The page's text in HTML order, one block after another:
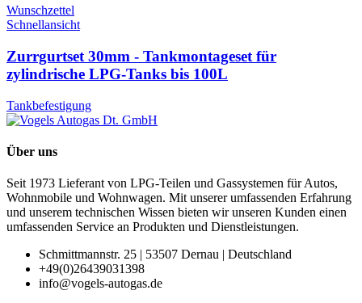
Wunschzettel
Schnellansicht
Zurrgurtset 30mm - Tankmontageset für
zylindrische LPG-Tanks bis 100L
Tankbefestigung
Über uns
Seit 1973 Lieferant von LPG-Teilen und Gassystemen für Autos,
Wohnmobile und Wohnwagen. Mit unserer umfassenden Erfahrung
und unserem technischen Wissen bieten wir unseren Kunden einen
umfassenden Service an Produkten und Dienstleistungen.
Schmittmannstr. 25 | 53507 Dernau | Deutschland
+49(0)26439031398
info@vogels-autogas.de